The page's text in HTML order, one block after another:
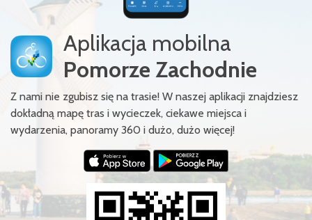
Aplikacja mobilna
Pomorze Zachodnie
Z nami nie zgubisz się na trasie! W naszej aplikacji znajdziesz
dokładną mapę tras i wycieczek, ciekawe miejsca i
wydarzenia, panoramy 360 i dużo, dużo więcej!